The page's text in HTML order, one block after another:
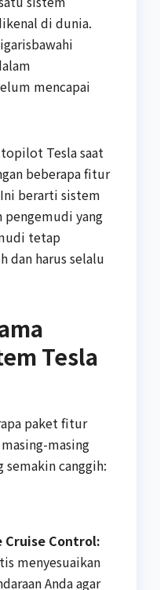
di dunia.
mencapai
Tesla saat
beberapa fitur
berarti sistem
pengemudi yang
tetap
dan harus selalu
Tesla
paket fitur
masing
semakin canggih:
Cruise Control:
menyesuaikan
Anda agar